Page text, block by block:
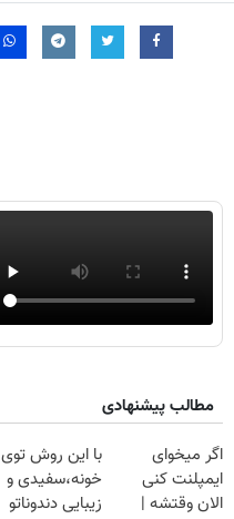
مطالب پیشنهادی
اگر میخوای
ایمپلنت کنی
الان وقتشه |
با این روش توی
خونه،سفیدی و
زیبایی دندوناتو